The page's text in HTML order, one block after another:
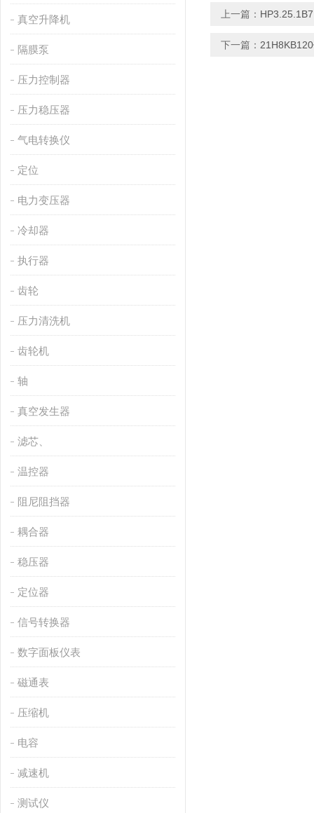
真空升降机
隔膜泵
压力控制器
压力稳压器
气电转换仪
定位
电力变压器
冷却器
执行器
齿轮
压力清洗机
齿轮机
轴
真空发生器
滤芯、
温控器
阻尼阻挡器
耦合器
稳压器
定位器
信号转换器
数字面板仪表
磁通表
压缩机
电容
减速机
测试仪
上一篇：
下一篇：